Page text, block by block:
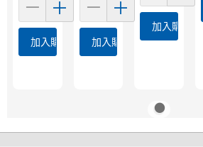
加入購物車 加入購物車
加入購物車